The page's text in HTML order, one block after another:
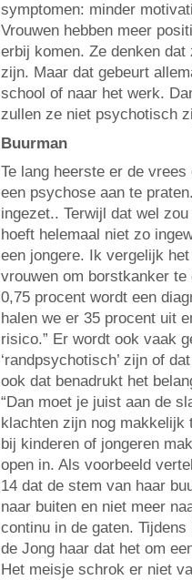
symptomen: minder
Vrouwen hebben meer
erbij komen. Ze denken
zijn. Maar dat gebeurt
school of naar het werk.
zullen ze niet psychotisch
Buurman
Te lang heerste er de
een psychose aan te
ingezet.. Terwijl dat wel
hoeft helemaal niet zo
een jongere. Ik vergelijk
vrouwen om borstkanker
0,75 procent wordt een
halen we er 35 procent uit
risico.” Er wordt ook vaak
‘randpsychotisch’ zijn of
ook dat benadrukt het
“Dan moet je juist aan de
klachten zijn nog makkelijk
bij kinderen of jongeren
open in. Als voorbeeld
14 dat de stem van haar
naar buiten en niet meer
continu in de gaten.
de Jong haar dat het om
Het meisje schrok er niet